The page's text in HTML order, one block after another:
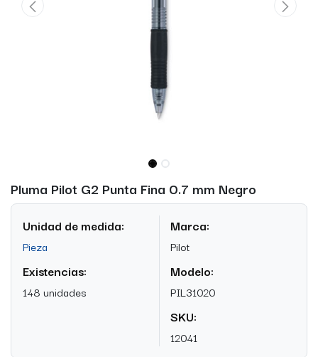
Pluma Pilot G2 Punta Fina 0.7 mm Negro
Unidad de medida:
Pieza
Existencias:
148 unidades
Marca:
Pilot
Modelo:
PIL31020
SKU:
12041